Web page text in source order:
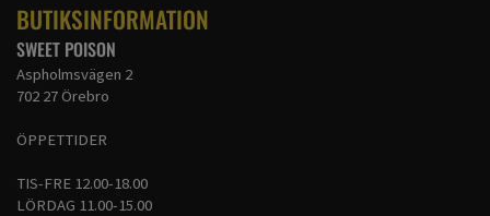
BUTIKSINFORMATION
SWEET POISON
Aspholmsvägen 2
702 27 Örebro
ÖPPETTIDER
TIS-FRE 12.00-18.00
LÖRDAG 11.00-15.00